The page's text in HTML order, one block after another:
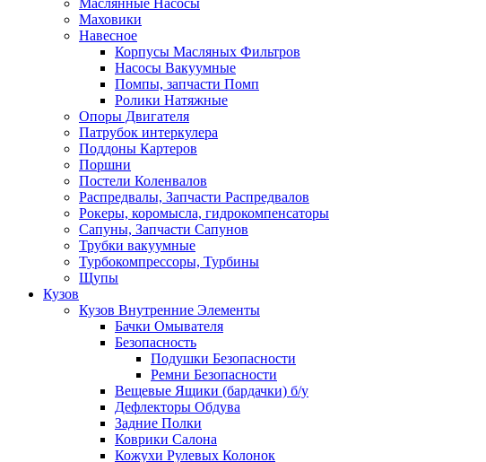
Маслянные Насосы
Маховики
Навесное
Корпусы Масляных Фильтров
Насосы Вакуумные
Помпы, запчасти Помп
Ролики Натяжные
Опоры Двигателя
Патрубок интеркулера
Поддоны Картеров
Поршни
Постели Коленвалов
Распредвалы, Запчасти Распредвалов
Рокеры, коромысла, гидрокомпенсаторы
Сапуны, Запчасти Сапунов
Трубки вакуумные
Турбокомпрессоры, Турбины
Щупы
Кузов
Кузов Внутренние Элементы
Бачки Омывателя
Безопасность
Подушки Безопасности
Ремни Безопасности
Вещевые Ящики (бардачки) б/у
Дефлекторы Обдува
Задние Полки
Коврики Салона
Кожухи Рулевых Колонок